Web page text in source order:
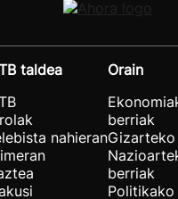
taldea
nahieran
Orain
berriak
berriak